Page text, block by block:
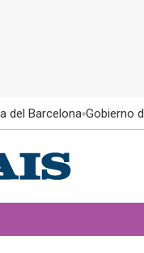
del Barcelona Gobierno